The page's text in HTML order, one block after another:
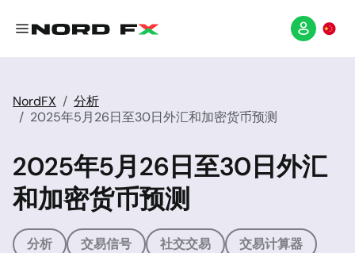
NordFX
分析
2025年5月26日至30日外汇和加密货币预测
2025年5月26日至30日外汇
和加密货币预测
分析 交易信号 社交交易 交易计算器